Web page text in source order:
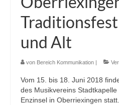
und Alt
von Bereich Kommunikation |
Vom 15. bis 18. Juni 2018
des Musikvereins
Enzinsel in Oberriexingen